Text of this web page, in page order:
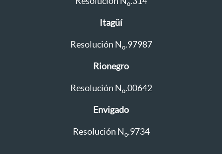
o
Itagüí
Resolución N o.97987
Rionegro
Resolución N o.00642
Envigado
Resolución N o.9734